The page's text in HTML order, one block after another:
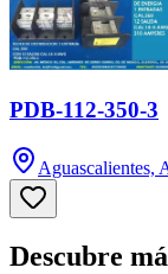
PDB-112-350-3
Aguascalientes,
Descubre